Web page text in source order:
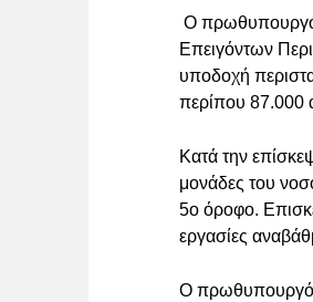
Ο
Επειγόντων
υποδοχή
περίπου 87.000
Κατά την
μονάδες του
5ο όροφο.
εργασίες
Ο πρωθυπουργός